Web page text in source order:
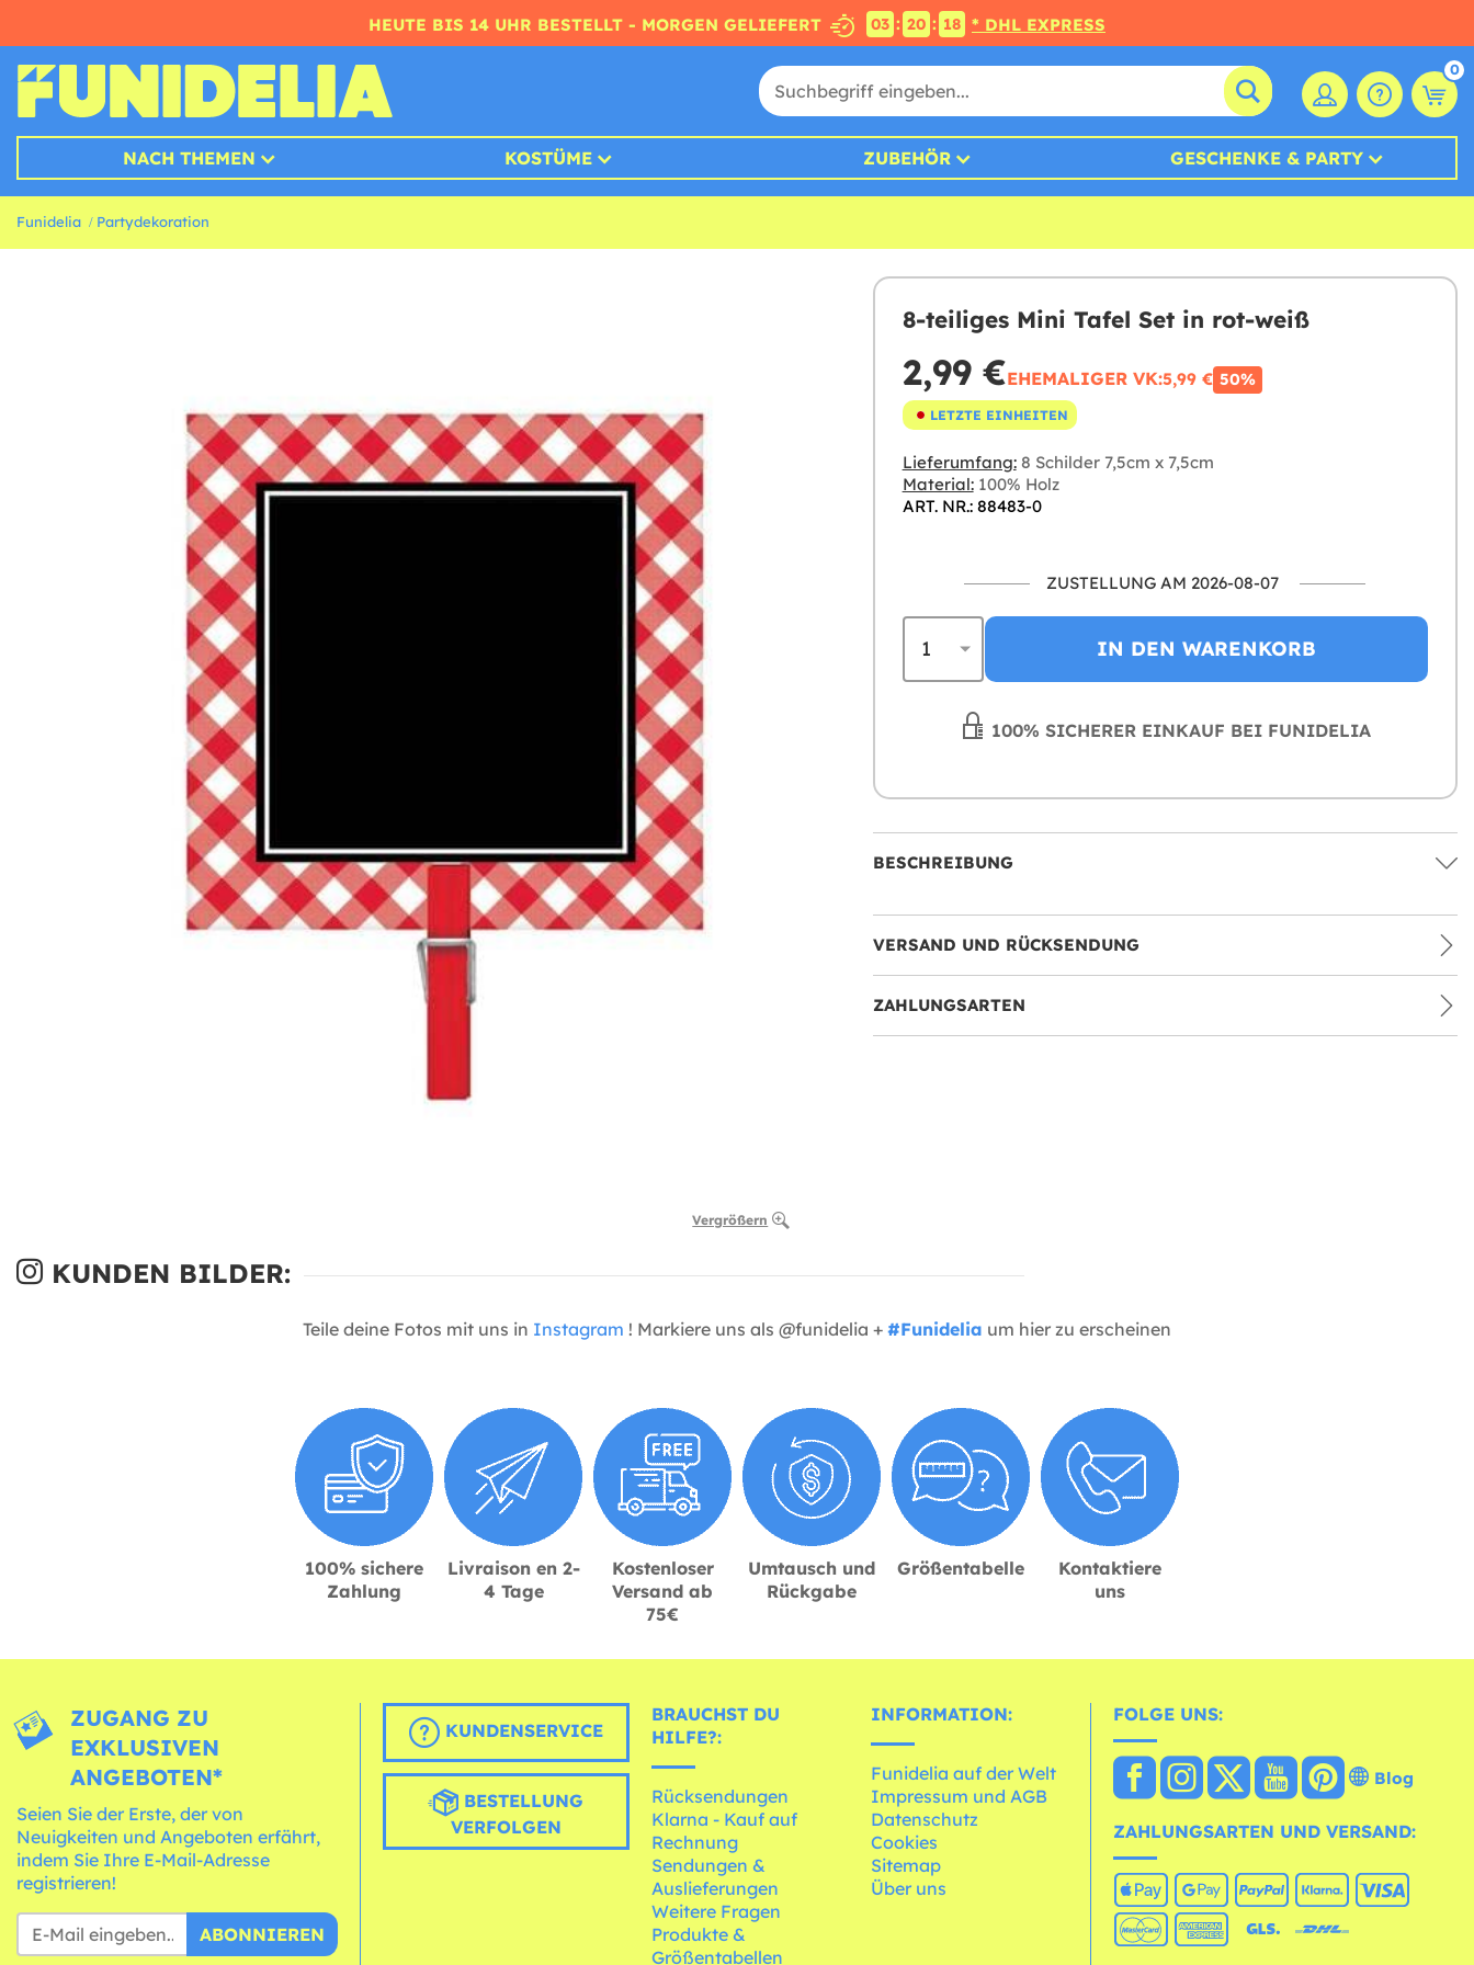
HEUTE BIS 14 UHR BESTELLT - MORGEN GELIEFERT 03 : 20 : 17 * DHL EXPRESS
0
NACH THEMEN KOSTÜME ZUBEHÖR GESCHENKE & PARTY
Funidelia Partydekoration
Vergrößern
8-teiliges Mini Tafel Set in rot-weiß
2,99 €EHEMALIGER VK:5,99 € 50%
LETZTE EINHEITEN
Lieferumfang:8 Schilder 7,5cm x 7,5cm
Material:100% Holz
ART. NR.: 88483-0
ZUSTELLUNG AM 2026-08-07
IN DEN WARENKORB
100% SICHERER EINKAUF BEI FUNIDELIA
BESCHREIBUNG
VERSAND UND RÜCKSENDUNG
ZAHLUNGSARTEN
KUNDEN BILDER:
Teile deine Fotos mit uns in Instagram ! Markiere uns als @funidelia + #Funidelia um hier zu erscheinen
100% sichere
Zahlung
Livraison en 2-
4 Tage
Kostenloser
Versand ab
75€
Umtausch und
Rückgabe
Größentabelle
Kontaktiere
uns
ZUGANG ZU
EXKLUSIVEN
ANGEBOTEN*
Seien Sie der Erste, der von
Neuigkeiten und Angeboten erfährt,
indem Sie Ihre E-Mail-Adresse
registrieren!
ABONNIEREN
KUNDENSERVICE
BESTELLUNG
VERFOLGEN
BRAUCHST DU
HILFE?:
Rücksendungen
Klarna - Kauf auf
Rechnung
Sendungen &
Auslieferungen
Weitere Fragen
Produkte &
Größentabellen
INFORMATION:
Funidelia auf der Welt
Impressum und AGB
Datenschutz
Cookies
Sitemap
Über uns
FOLGE UNS:
Blog
ZAHLUNGSARTEN UND VERSAND: